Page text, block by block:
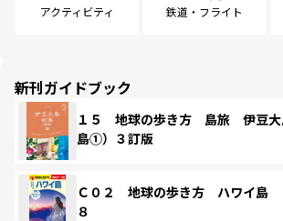
アクティビティ 鉄道・フライト
新刊ガイドブック
１５ 地球の歩き方 島旅 伊豆
島①）３訂版
Ｃ０２ 地球の歩き方 ハワイ島
８